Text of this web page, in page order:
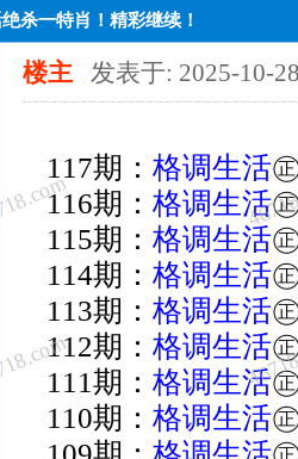
杀一特肖！精彩继续！
楼主 发表于: 2025-10-
117期：格调生活
116期：格调生活
115期：格调生活
114期：格调生活
113期：格调生活
112期：格调生活
111期：格调生活
110期：格调生活